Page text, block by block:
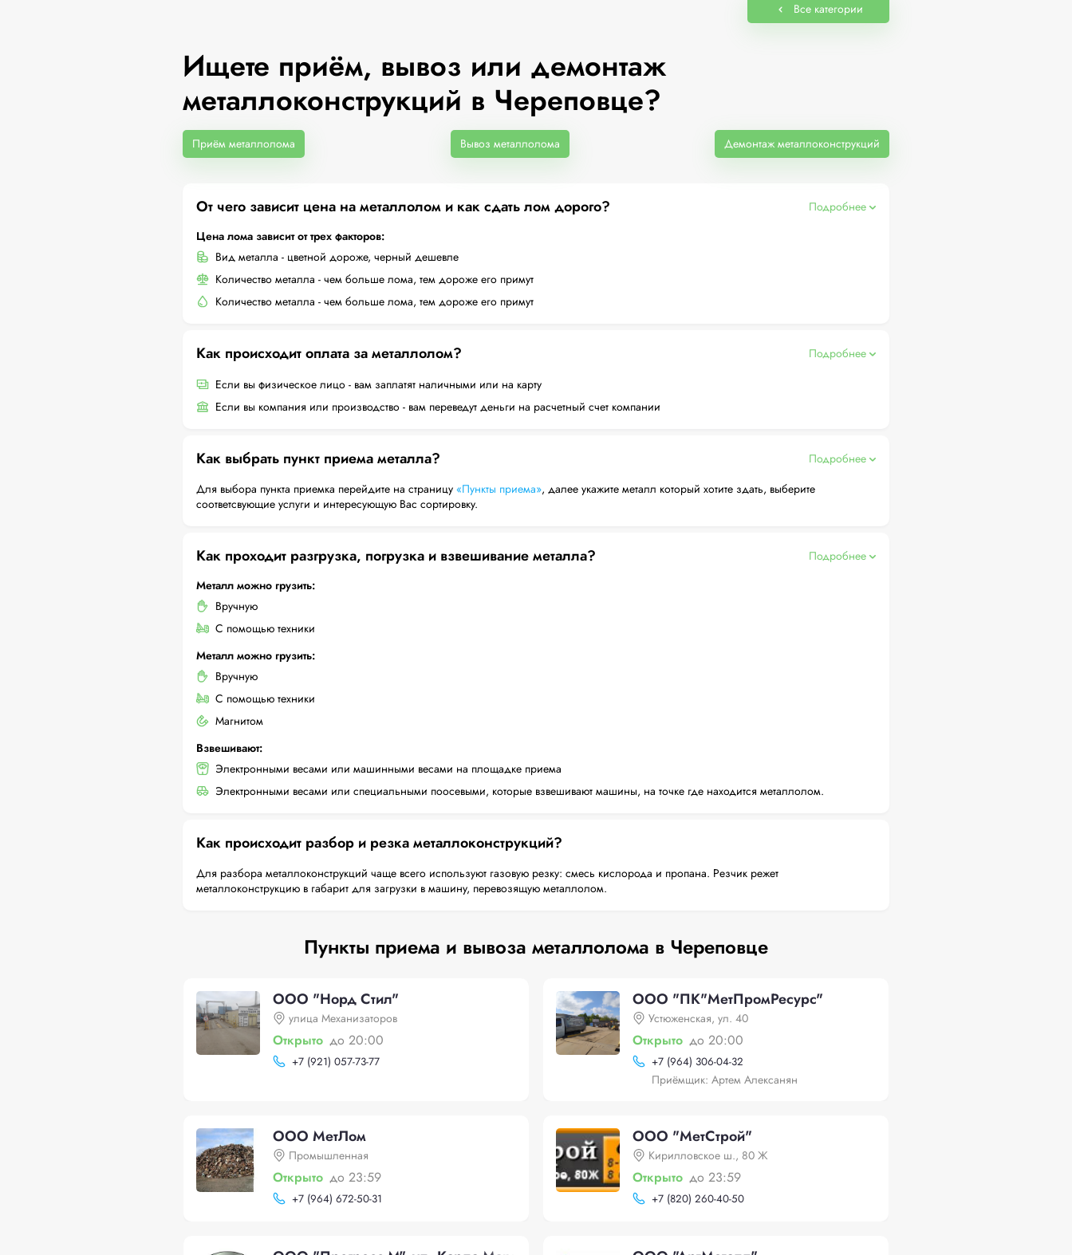
Все категории
Ищете приём, вывоз или демонтаж
металлоконструкций в Череповце?
Приём металлолома Вывоз металлолома Демонтаж металлоконструкций
От чего зависит цена на металлолом и как сдать лом дорого?
Подробнее
Цена лома зависит от трех факторов:
Вид металла - цветной дороже, черный дешевле
Количество металла - чем больше лома, тем дороже его примут
Количество металла - чем больше лома, тем дороже его примут
Как происходит оплата за металлолом?
Подробнее
Если вы физическое лицо - вам заплатят наличными или на карту
Если вы компания или производство - вам переведут деньги на расчетный счет компании
Как выбрать пункт приема металла?
Подробнее
Для выбора пункта приемка перейдите на страницу «Пункты приема», далее укажите металл который хотите здать, выберите
соответсвующие услуги и интересующую Вас сортировку.
Как проходит разгрузка, погрузка и взвешивание металла?
Подробнее
Металл можно грузить:
Вручную
С помощью техники
Металл можно грузить:
Вручную
С помощью техники
Магнитом
Взвешивают:
Электронными весами или машинными весами на площадке приема
Электронными весами или специальными поосевыми, которые взвешивают машины, на точке где находится металлолом.
Как происходит разбор и резка металлоконструкций?
Для разбора металлоконструкций чаще всего используют газовую резку: смесь кислорода и пропана. Резчик режет
металлоконструкцию в габарит для загрузки в машину, перевозящую металлолом.
Пункты приема и вывоза металлолома в Череповце
ООО "Норд Стил"
улица Механизаторов
Открыто до 20:00
+7 (921) 057-73-77
ООО "ПК"МетПромРесурс"
Устюженская, ул. 40
Открыто до 20:00
+7 (964) 306-04-32
Приёмщик: Артем Алексанян
ООО МетЛом
Промышленная
Открыто до 23:59
+7 (964) 672-50-31
ООО "МетСтрой"
Кирилловское ш., 80 Ж
Открыто до 23:59
+7 (820) 260-40-50